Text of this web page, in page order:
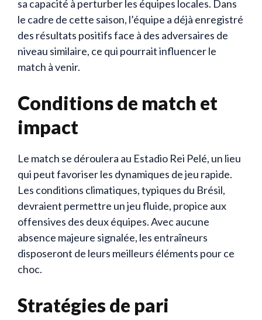
sa capacité à perturber les équipes locales. Dans
le cadre de cette saison, l’équipe a déjà enregistré
des résultats positifs face à des adversaires de
niveau similaire, ce qui pourrait influencer le
match à venir.
Conditions de match et
impact
Le match se déroulera au Estadio Rei Pelé, un lieu
qui peut favoriser les dynamiques de jeu rapide.
Les conditions climatiques, typiques du Brésil,
devraient permettre un jeu fluide, propice aux
offensives des deux équipes. Avec aucune
absence majeure signalée, les entraîneurs
disposeront de leurs meilleurs éléments pour ce
choc.
Stratégies de pari